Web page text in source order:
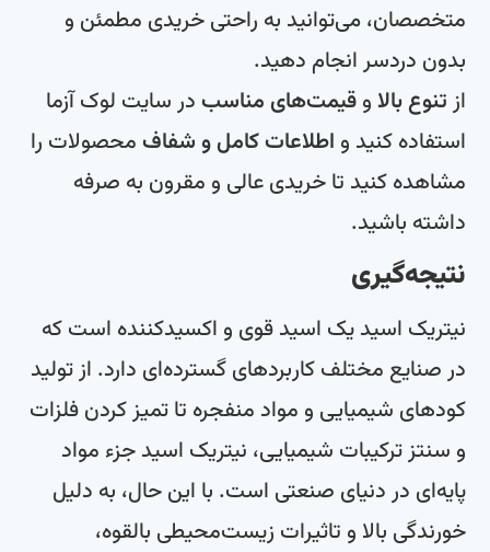
متخصصان، می‌توانید به راحتی خریدی مطمئن و
بدون دردسر انجام دهید.
تنوع بالاو قیمت‌های مناسبدر سایت لوک آزما
استفاده کنید و اطلاعات کامل و شفافمحصولات را
مشاهده کنید تا خریدی عالی و مقرون به صرفه
داشته باشید.
نتیجه‌گیری
نیتریک اسید یک اسید قوی و اکسیدکننده است که
در صنایع مختلف کاربردهای گسترده‌ای دارد. از تولید
کودهای شیمیایی و مواد منفجره تا تمیز کردن فلزات
و سنتز ترکیبات شیمیایی، نیتریک اسید جزء مواد
پایه‌ای در دنیای صنعتی است. با این حال، به دلیل
خورندگی بالا و تاثیرات زیست‌محیطی بالقوه،